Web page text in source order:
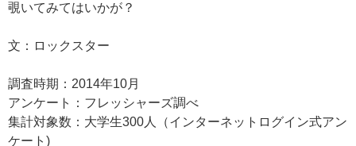
覗いてみてはいかが？
文：ロックスター
調査時期：2014年10月
アンケート：フレッシャーズ調べ
集計対象数：大学生300人（インターネットログイン式アン
ケート)